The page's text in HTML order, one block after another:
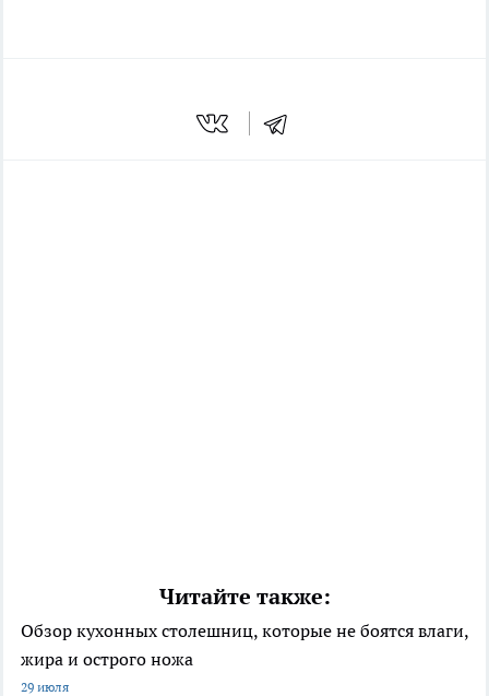
Читайте также:
Обзор кухонных столешниц, которые не боятся влаги,
жира и острого ножа
29 июля